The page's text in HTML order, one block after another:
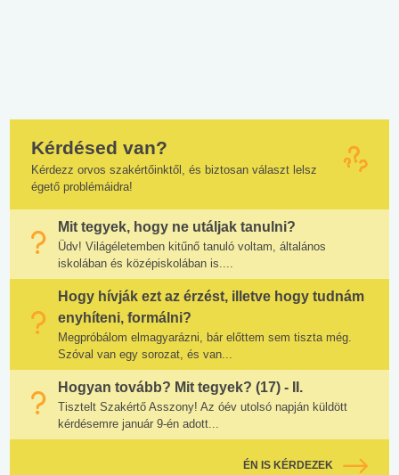
Kérdésed van?
Kérdezz orvos szakértőinktől, és biztosan választ lelsz
égető problémáidra!
Mit tegyek, hogy ne utáljak tanulni?
Üdv! Világéletemben kitűnő tanuló voltam, általános
iskolában és középiskolában is....
Hogy hívják ezt az érzést, illetve hogy tudnám
enyhíteni, formálni?
Megpróbálom elmagyarázni, bár előttem sem tiszta még.
Szóval van egy sorozat, és van...
Hogyan tovább? Mit tegyek? (17) - II.
Tisztelt Szakértő Asszony! Az óév utolsó napján küldött
kérdésemre január 9-én adott...
ÉN IS KÉRDEZEK